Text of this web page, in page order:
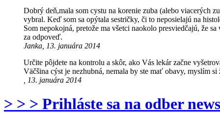
Dobrý deň,mala som cystu na korenie zuba (alebo viacerých
vybral. Keď som sa opýtala sestričky, či to neposielajú na
Som nepokojná, pretože ma všetci naokolo presviedčajú, že
za odpoveď.
Janka, 13. januára 2014
Určite pôjdete na kontrolu a skôr, ako Vás lekár začne
Väčšina cýst je nezhubná, nemala by ste mať obavy, myslím
, 13. januára 2014
> > > Prihláste sa na odber